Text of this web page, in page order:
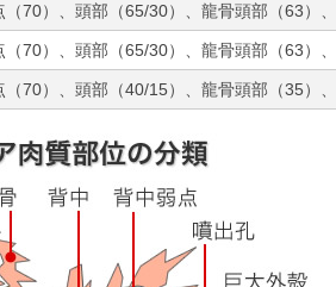
（70）、頭部（65/30）、龍骨頭部（63）
（70）、頭部（65/30）、龍骨頭部（63）
（70）、頭部（40/15）、龍骨頭部（35）